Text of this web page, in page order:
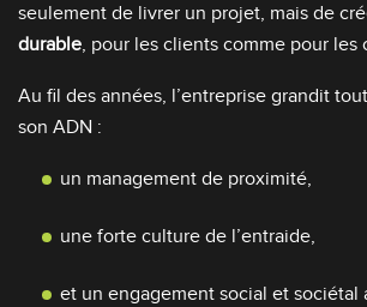
seulement de livrer un projet, mais de
durable, pour les clients comme pour les
Au fil des années, l’entreprise grandit
son ADN :
un management de proximité,
une forte culture de l’entraide,
et un engagement social et sociétal